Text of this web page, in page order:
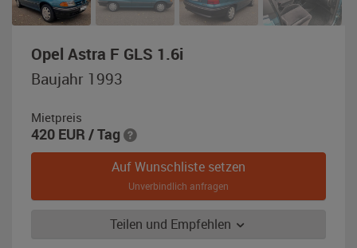
Opel Astra F GLS 1.6i
Baujahr 1993
Mietpreis
420 EUR / Tag
Auf Wunschliste setzen
Unverbindlich anfragen
Teilen und Empfehlen